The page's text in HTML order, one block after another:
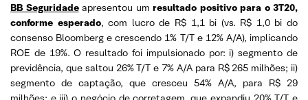
BB Seguridadeapresentou um resultado positivo para o 3T20,
conforme esperado, com lucro de R$ 1,1 bi (vs. R$ 1,0 bi do
consenso Bloomberg e crescendo 1% T/T e 12% A/A), implicando
ROE de 19%. O resultado foi impulsionado por: i) segmento de
previdência, que saltou 26% T/T e 7% A/A para R$ 265 milhões; ii)
segmento de captação, que cresceu 54% A/A, para R$ 29